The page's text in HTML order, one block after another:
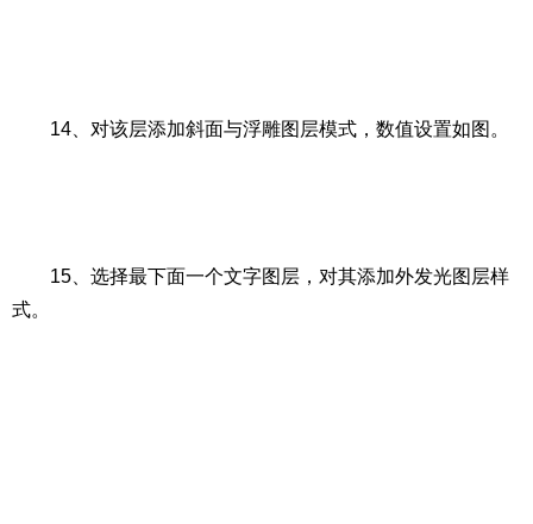
14、对该层添加斜面与浮雕图层模式，数值设置如图。
15、选择最下面一个文字图层，对其添加外发光图层样
式。